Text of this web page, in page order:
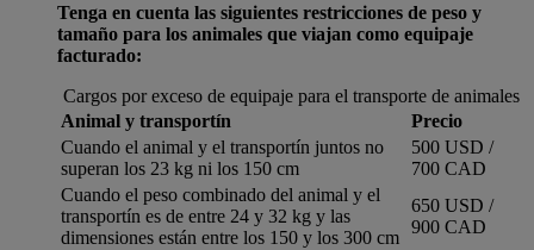
Tenga en cuenta las siguientes restricciones de peso y
tamaño para los animales que viajan como equipaje
facturado:
Cargos por exceso de equipaje para el transporte de animales
Animal y transportín
Precio
Cuando el animal y el transportín juntos no
superan los 23 kg ni los 150 cm
500 USD /
700 CAD
Cuando el peso combinado del animal y el
transportín es de entre 24 y 32 kg y las
dimensiones están entre los 150 y los 300 cm
650 USD /
900 CAD